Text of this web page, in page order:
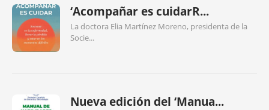
‘Acompañar es cuidarR...
La doctora Elia Martínez Moreno, presidenta de la
Socie...
Nueva edición del ‘Manua...